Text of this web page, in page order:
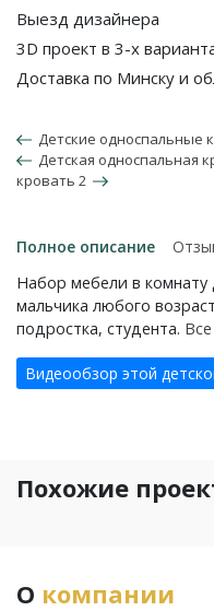
Выезд дизайнера
3D проект в 3-х
Доставка по Минску и
Детские односпальные
Детская односпальная
кровать 2
Полное описание
Набор мебели в
мальчика любого
подростка, студента.
Видеообзор этой
Похожие
О компании